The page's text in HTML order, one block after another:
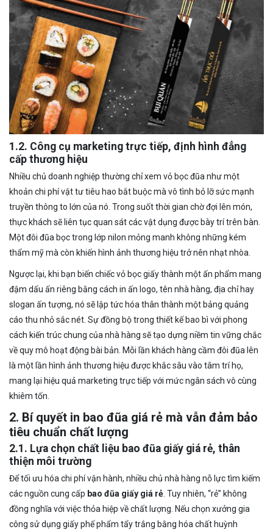
1.2. Công cụ marketing trực tiếp, định hình đẳng
cấp thương hiệu
Nhiều chủ doanh nghiệp thường chỉ xem vỏ bọc đũa như một
khoản chi phí vật tư tiêu hao bắt buộc mà vô tình bỏ lỡ sức mạnh
truyền thông to lớn của nó. Trong suốt thời gian chờ đợi lên món,
thực khách sẽ liên tục quan sát các vật dụng được bày trí trên bàn.
Một đôi đũa bọc trong lớp nilon mỏng manh không những kém
thẩm mỹ mà còn khiến hình ảnh thương hiệu trở nên nhạt nhòa.
Ngược lại, khi bạn biến chiếc vỏ bọc giấy thành một ấn phẩm mang
đậm dấu ấn riêng bằng cách in ấn logo, tên nhà hàng, địa chỉ hay
slogan ấn tượng, nó sẽ lập tức hóa thân thành một bảng quảng
cáo thu nhỏ sắc nét. Sự đồng bộ trong thiết kế bao bì với phong
cách kiến trúc chung của nhà hàng sẽ tạo dựng niềm tin vững chắc
về quy mô hoạt động bài bản. Mỗi lần khách hàng cầm đôi đũa lên
là một lần hình ảnh thương hiệu được khắc sâu vào tâm trí họ,
mang lại hiệu quả marketing trực tiếp với mức ngân sách vô cùng
khiêm tốn.
2. Bí quyết in bao đũa giá rẻ mà vẫn đảm bảo
tiêu chuẩn chất lượng
2.1. Lựa chọn chất liệu bao đũa giấy giá rẻ, thân
thiện môi trường
Để tối ưu hóa chi phí vận hành, nhiều chủ nhà hàng nỗ lực tìm kiếm
các nguồn cung cấp bao đũa giấy giá rẻ . Tuy nhiên, “rẻ” không
đồng nghĩa với việc thỏa hiệp về chất lượng. Nếu chọn xưởng gia
công sử dụng giấy phế phẩm tẩy trắng bằng hóa chất huỳnh